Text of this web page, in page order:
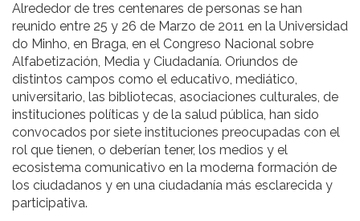
Alrededor de tres centenares de personas se han
reunido entre 25 y 26 de Marzo de 2011 en la Universidad
do Minho, en Braga, en el Congreso Nacional sobre
Alfabetización, Media y Ciudadanía. Oriundos de
distintos campos como el educativo, mediático,
universitario, las bibliotecas, asociaciones culturales, de
instituciones políticas y de la salud pública, han sido
convocados por siete instituciones preocupadas con el
rol que tienen, o deberían tener, los medios y el
ecosistema comunicativo en la moderna formación de
los ciudadanos y en una ciudadanía más esclarecida y
participativa.